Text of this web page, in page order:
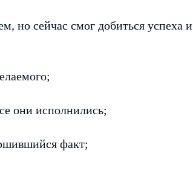
но сейчас смог добиться успеха и
они исполнились;
факт;